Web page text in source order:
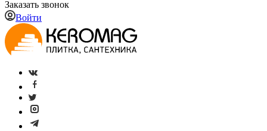
Заказать звонок
Войти